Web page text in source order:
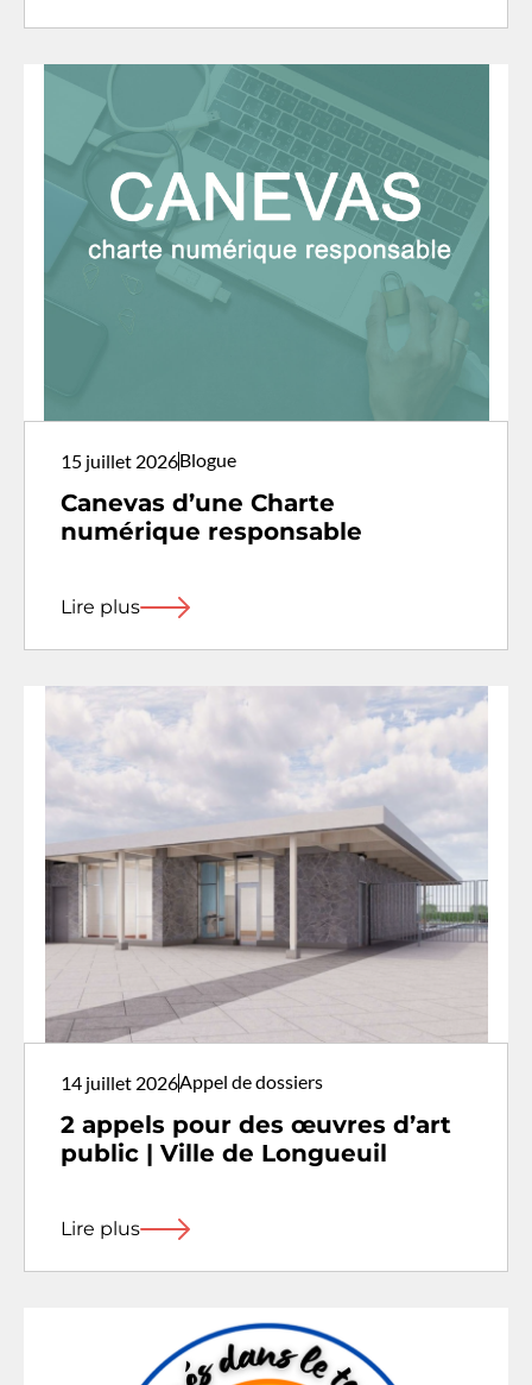
15 juillet 2026Blogue
Canevas d’une Charte
numérique responsable
Lire plus
14 juillet 2026Appel de dossiers
2 appels pour des œuvres d’art
public | Ville de Longueuil
Lire plus